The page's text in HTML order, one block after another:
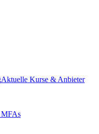
Aktuelle Kurse & Anbieter
MFAs